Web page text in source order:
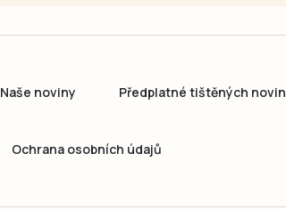
Naše noviny Předplatné tištěných novin
Ochrana osobních údajů